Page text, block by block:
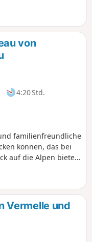
von
4:20 Std.
familienfreundliche
können, das bei
auf die Alpen bietet.
Vermelle und